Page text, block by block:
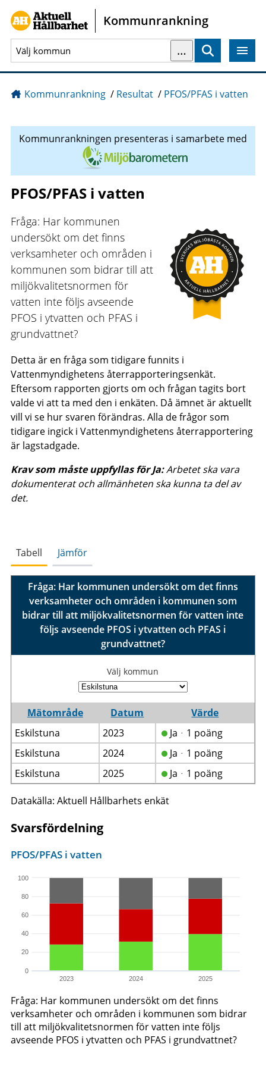
Gå direkt till sidans innehåll
Kommunrankning
…
Kommunrankning / Resultat / PFOS/PFAS i vatten
Kommunrankningen presenteras i samarbete med
PFOS/PFAS i vatten
Fråga: Har kommunen
undersökt om det finns
verksamheter och områden i
kommunen som bidrar till att
miljökvalitetsnormen för
vatten inte följs avseende
PFOS i ytvatten och PFAS i
grundvattnet?
Detta är en fråga som tidigare funnits i
Vattenmyndighetens återrapporteringsenkät.
Eftersom rapporten gjorts om och frågan tagits bort
valde vi att ta med den i enkäten. Då ämnet är aktuellt
vill vi se hur svaren förändras. Alla de frågor som
tidigare ingick i Vattenmyndighetens återrapportering
är lagstadgade.
Krav som måste uppfyllas för Ja:Arbetet ska vara
dokumenterat och allmänheten ska kunna ta del av
det.
Tabell Jämför
Fråga: Har kommunen undersökt om det finns
verksamheter och områden i kommunen som
bidrar till att miljökvalitetsnormen för vatten inte
följs avseende PFOS i ytvatten och PFAS i
grundvattnet?
Välj kommun
Mätområde Datum
Värde
Eskilstuna
2023
Jaᆞ1 poäng
Eskilstuna
2024
Jaᆞ1 poäng
Eskilstuna
2025 Jaᆞ1 poäng
Datakälla: Aktuell Hållbarhets enkät
Svarsfördelning
2023 2024 2025
0
20
40
60
80
100
PFOS/PFAS i vatten
Fråga: Har kommunen undersökt om det finns
verksamheter och områden i kommunen som bidrar
till att miljökvalitetsnormen för vatten inte följs
avseende PFOS i ytvatten och PFAS i grundvattnet?